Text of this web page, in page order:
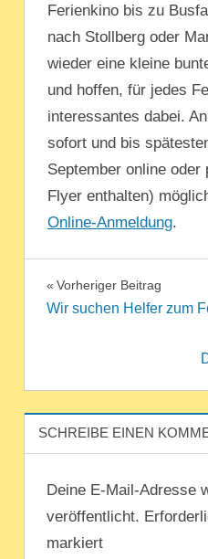
Ferienkino bis zu
nach Stollberg oder
wieder eine kleine
und hoffen, für jedes
interessantes dabei.
sofort und bis
September online oder
Flyer enthalten)
Online-Anmeldung.
UNCATEGORIZED
Vorheriger Beitrag
Wir suchen Helfer zum
SCHREIBE EINEN
Deine E-Mail-Adresse
veröffentlicht.
markiert